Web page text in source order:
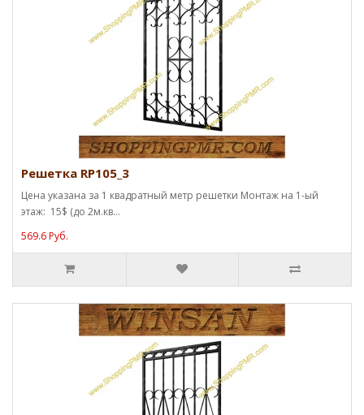
Решетка RP105_3
Цена указана за 1 квадратный метр решетки Монтаж на 1-ый
этаж: 15$ (до 2м.кв...
569.6 Руб.